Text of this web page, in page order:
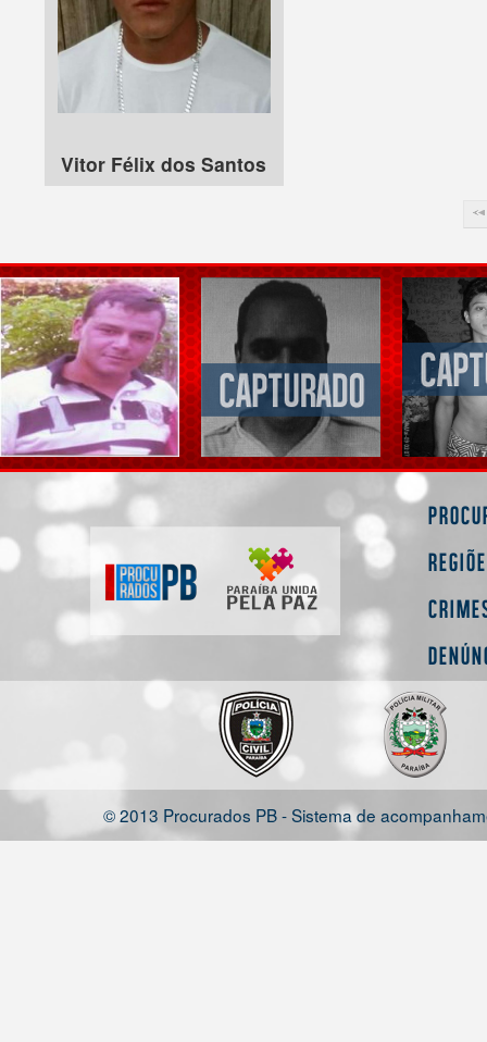
Vitor Félix dos Santos
© 2013 Procurados PB - Sistema de